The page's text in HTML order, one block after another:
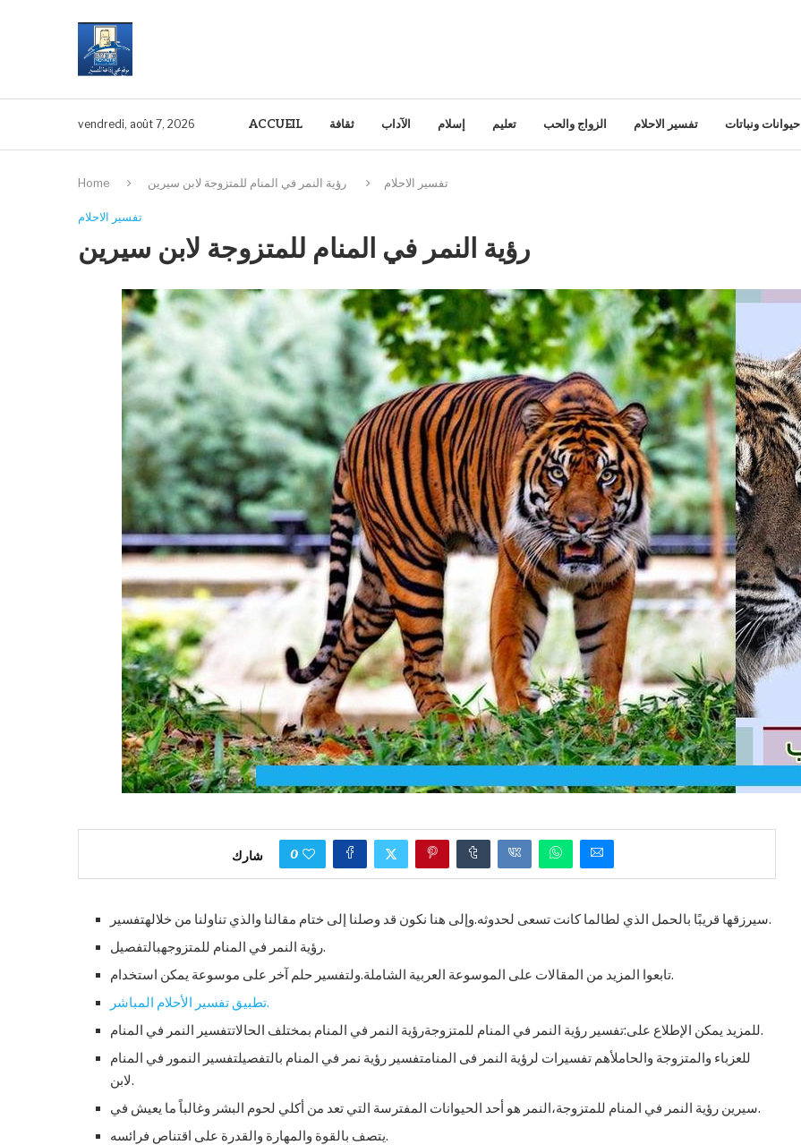
vendredi, août 7, 2026 ACCUEIL ثقافة الآداب إسلام تعليم الزواج والحب تفسير الاحلام حيوانات ونباتات
Home تفسير الاحلام رؤية النمر في المنام للمتزوجة لابن سيرين
تفسير الاحلام
رؤية النمر في المنام للمتزوجة لابن سيرين
شارك 0
سيرزقها قريبًا بالحمل الذي لطالما كانت تسعى لحدوثه.وإلى هنا نكون قد وصلنا إلى ختام مقالنا والذي تناولنا من خلالهتفسير.
رؤية النمر في المنام للمتزوجهبالتفصيل.
تابعوا المزيد من المقالات على الموسوعة العربية الشاملة.ولتفسير حلم آخر على موسوعة يمكن استخدام.
تطبيق تفسير الأحلام المباشر.
للمزيد يمكن الإطلاع على:تفسير رؤية النمر في المنام للمتزوجةرؤية النمر في المنام بمختلف الحالاتتفسير النمر في المنام.
للعزباء والمتزوجة والحاملأهم تفسيرات لرؤية النمر فى المنامتفسير رؤية نمر في المنام بالتفصيلتفسير النمور في المنام
لابن.
سيرين رؤية النمر في المنام للمتزوجة،النمر هو أحد الحيوانات المفترسة التي تعد من أكلي لحوم البشر وغالباً ما يعيش في.
يتصف بالقوة والمهارة والقدرة على اقتناص فرائسه.